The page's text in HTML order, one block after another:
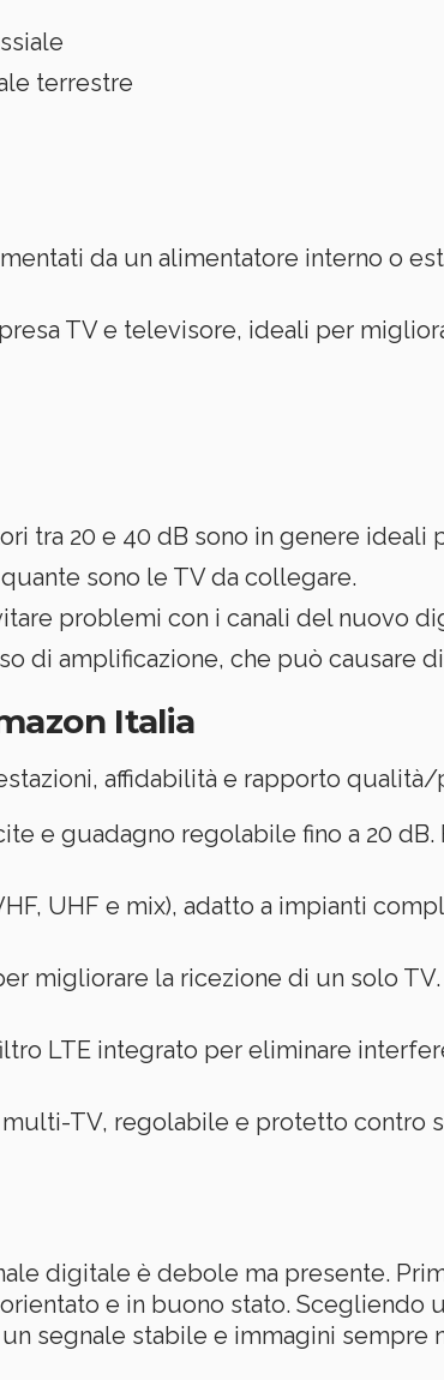
terrestre
da un alimentatore interno o
TV e televisore, ideali per
tra 20 e 40 dB sono in genere ideali
sono le TV da collegare.
problemi con i canali del nuovo
di amplificazione, che può causare
Italia
affidabilità e rapporto qualità/
e guadagno regolabile fino a 20 dB.
UHF e mix), adatto a impianti
migliorare la ricezione di un solo
LTE integrato per eliminare
TV, regolabile e protetto contro
digitale è debole ma presente.
e in buono stato. Scegliendo
segnale stabile e immagini sempre